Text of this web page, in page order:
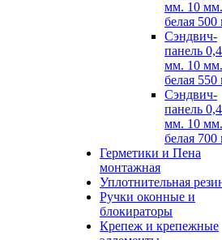
мм. 10 мм.
белая 500
Сэндвич-
панель
мм. 10 мм.
белая 550
Сэндвич-
панель
мм. 10 мм.
белая 700
Герметики и Пена
монтажная
Уплотнительная
Ручки оконные и
блокираторы
Крепеж и крепежные